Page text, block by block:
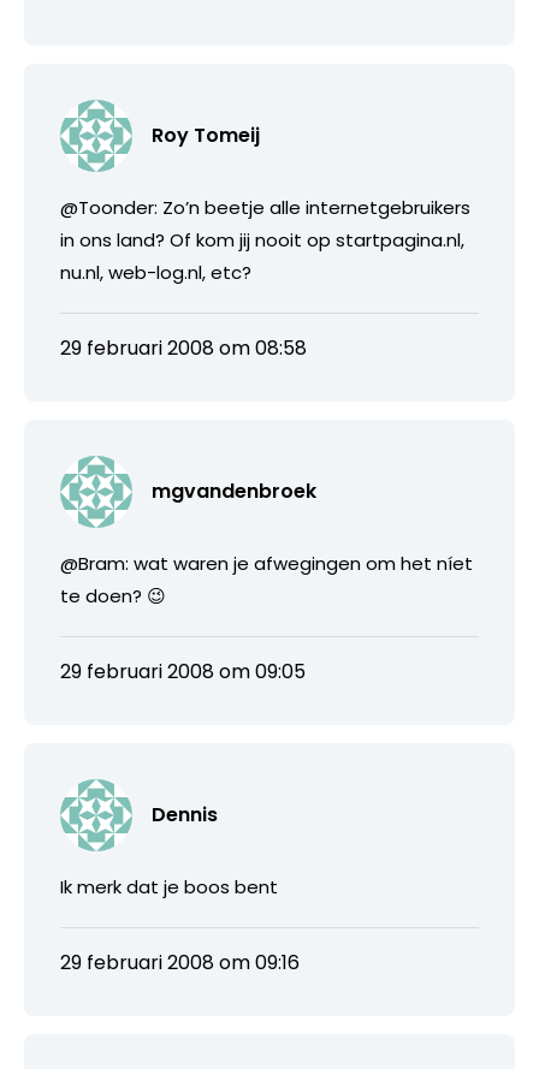
Roy Tomeij
@Toonder: Zo’n beetje alle internetgebruikers
in ons land? Of kom jij nooit op startpagina.nl,
nu.nl, web-log.nl, etc?
29 februari 2008 om 08:58
mgvandenbroek
@Bram: wat waren je afwegingen om het níet
te doen? 😉
29 februari 2008 om 09:05
Dennis
Ik merk dat je boos bent
29 februari 2008 om 09:16